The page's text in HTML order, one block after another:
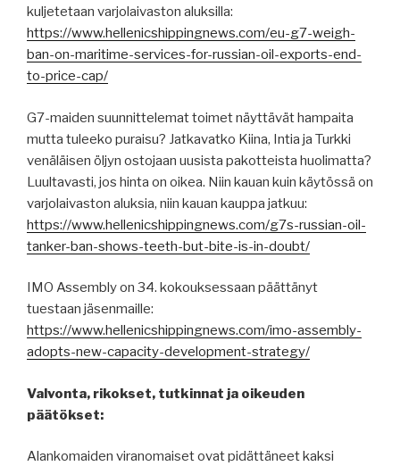
kuljetetaan varjolaivaston aluksilla:
https://www.hellenicshippingnews.com/eu-g7-weigh-
ban-on-maritime-services-for-russian-oil-exports-end-
to-price-cap/
G7-maiden suunnittelemat toimet näyttävät hampaita
mutta tuleeko puraisu? Jatkavatko Kiina, Intia ja Turkki
venäläisen öljyn ostojaan uusista pakotteista huolimatta?
Luultavasti, jos hinta on oikea. Niin kauan kuin käytössä on
varjolaivaston aluksia, niin kauan kauppa jatkuu:
https://www.hellenicshippingnews.com/g7s-russian-oil-
tanker-ban-shows-teeth-but-bite-is-in-doubt/
IMO Assembly on 34. kokouksessaan päättänyt
tuestaan jäsenmaille:
https://www.hellenicshippingnews.com/imo-assembly-
adopts-new-capacity-development-strategy/
Valvonta, rikokset, tutkinnat ja oikeuden
päätökset:
Alankomaiden viranomaiset ovat pidättäneet kaksi